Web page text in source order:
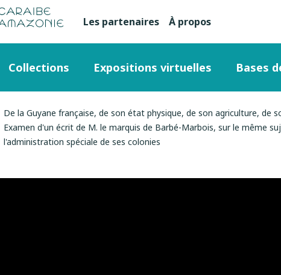
Menu
secondaire
en
haut
de
page
Les partenaires À propos
Collections Expositions virtuelles Bases
De la Guyane française, de son état physique, de son agriculture,
Examen d'un écrit de M. le marquis de Barbé-Marbois, sur le même
l'administration spéciale de ses colonies